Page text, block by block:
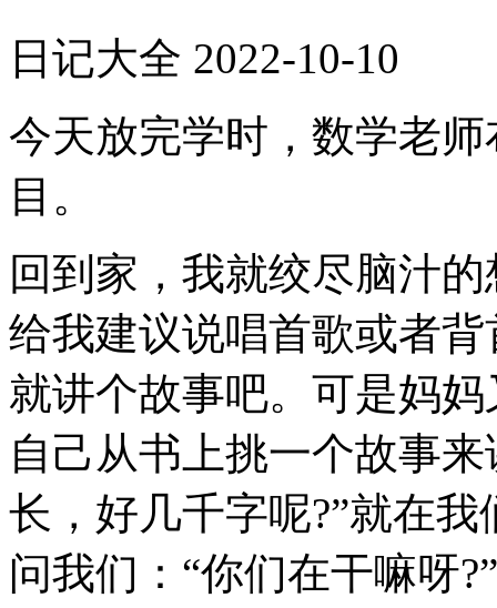
日记大全 2022-10-10
今天放完学时，数学老
目。
回到家，我就绞尽脑汁
给我建议说唱首歌或者
就讲个故事吧。可是妈
自己从书上挑一个故事
长，好几千字呢?”就在
问我们：“你们在干嘛呀